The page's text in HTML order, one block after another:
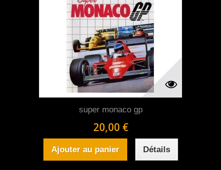
super monaco gp
20,00 €
Ajouter au panier Détails